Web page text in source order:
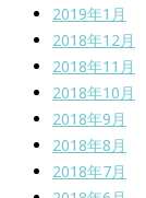
2019年1月
2018年12月
2018年11月
2018年10月
2018年9月
2018年8月
2018年7月